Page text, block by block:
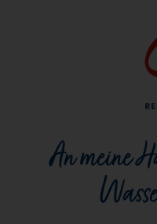
An meine